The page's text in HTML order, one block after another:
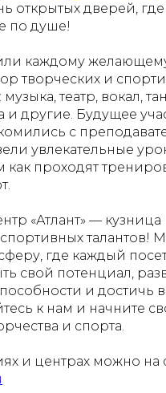
открытых дверей,
по душе!
каждому
творческих и
театр, вокал,
и другие. Будущее
с
увлекательные
как проходят
«Атлант» — кузница
талантов!
где каждый
свой потенциал,
и достичь
к нам и начните
и спорта.
и центрах можно на